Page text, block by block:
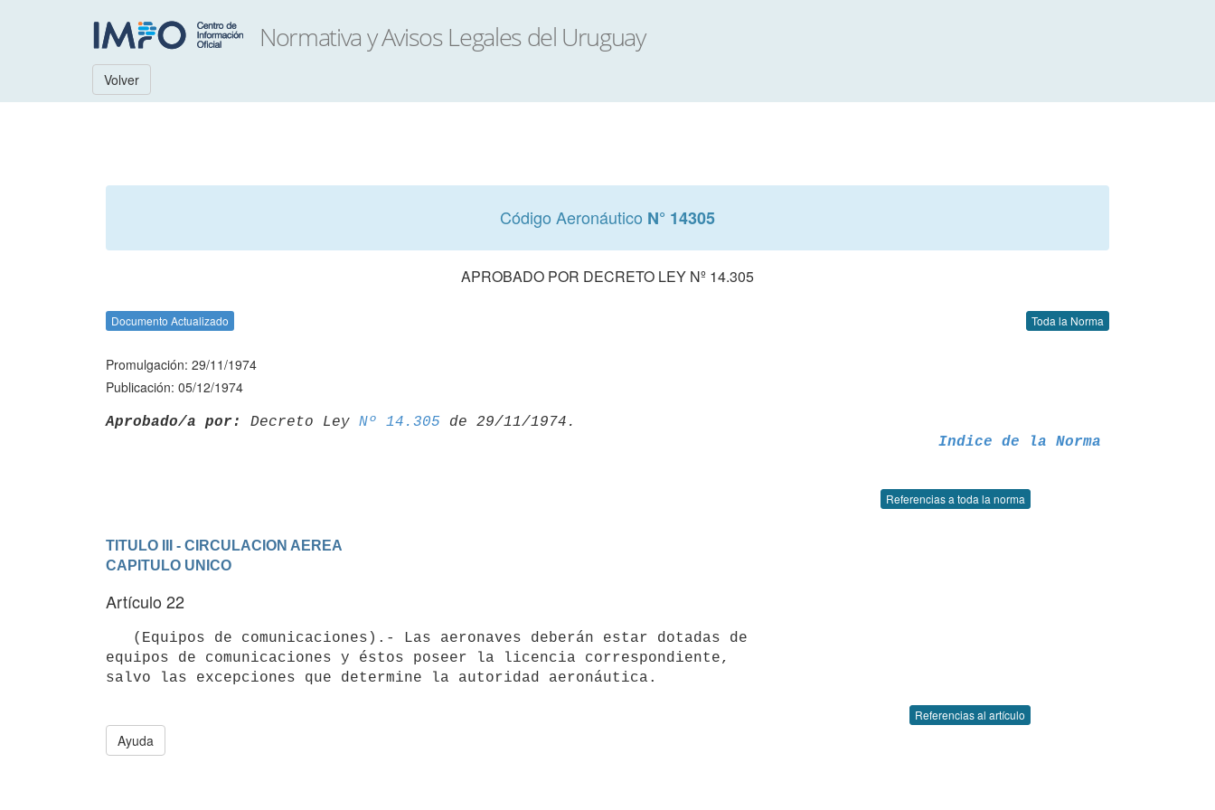
Volver
Código Aeronáutico N° 14305
APROBADO POR DECRETO LEY Nº 14.305
Documento Actualizado Toda la Norma
Promulgación: 29/11/1974
Publicación: 05/12/1974
Aprobado/a por: Decreto Ley Nº 14.305
Indice de la Norma
Referencias a toda la norma
TITULO III - CIRCULACION AEREA
CAPITULO UNICO
Artículo 22
equipos de comunicaciones y éstos poseer la licencia correspondiente,
Referencias al artículo
Ayuda